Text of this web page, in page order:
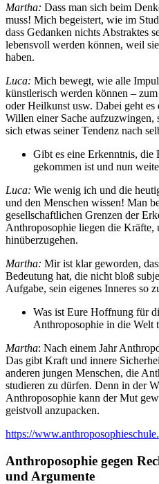
Martha: Dass man sich beim
muss! Mich begeistert, wie im
dass Gedanken nichts Abstraktes
lebensvoll werden können, weil
haben.
Luca: Mich bewegt, wie alle
künstlerisch werden können –
oder Heilkunst usw. Dabei geht es
Willen einer Sache aufzuzwingen,
sich etwas seiner Tendenz nach
Gibt es eine Erkenntnis, die
gekommen ist und nun
Luca: Wie wenig ich und die
und den Menschen wissen! Man
gesellschaftlichen Grenzen der
Anthroposophie liegen die Kräfte,
hinüberzugehen.
Martha: Mir ist klar geworden,
Bedeutung hat, die nicht bloß
Aufgabe, sein eigenes Inneres so
Was ist Eure Hoffnung für
Anthroposophie in die Welt
Martha: Nach einem Jahr
Das gibt Kraft und innere
anderen jungen Menschen, die
studieren zu dürfen. Denn in der
Anthroposophie kann der Mut
geistvoll anzupacken.
https://
Anthroposophie gegen
und Argumente